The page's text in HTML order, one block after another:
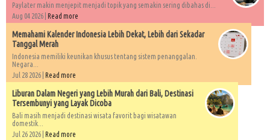
Paylater makin menjepit menjadi topik yang semakin sering dibahas di...
Aug 04 2026 | Read more
Memahami Kalender Indonesia Lebih Dekat, Lebih dari Sekadar
Tanggal Merah
Indonesia memiliki keunikan khusus tentang sistem penanggalan.
Negara...
Jul 28 2026 | Read more
Liburan Dalam Negeri yang Lebih Murah dari Bali, Destinasi
Tersembunyi yang Layak Dicoba
Bali masih menjadi destinasi wisata favorit bagi wisatawan
domestik...
Jul 26 2026 | Read more